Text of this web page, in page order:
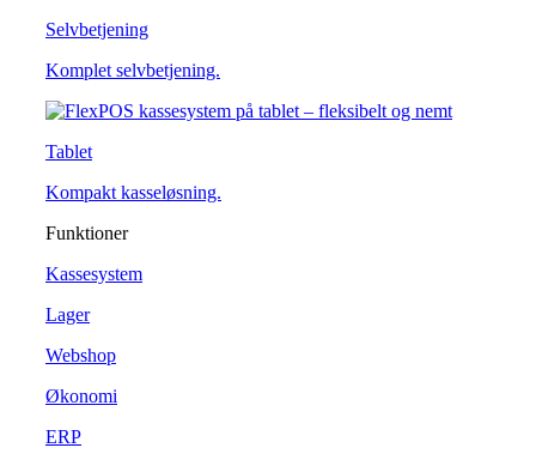
Selvbetjening
Komplet selvbetjening.
Tablet
Kompakt kasseløsning.
Funktioner
Kassesystem
Lager
Webshop
Økonomi
ERP